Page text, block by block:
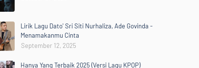
Lirik Lagu Dato' Sri Siti Nurhaliza, Ade Govinda -
Menamakanmu Cinta
September 12, 2025
Hanya Yang Terbaik 2025 (Versi Lagu KPOP)